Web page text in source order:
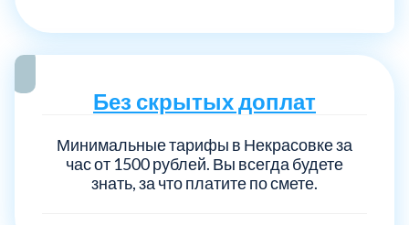
Без скрытых доплат
Минимальные тарифы в Некрасовке за
час от 1500 рублей. Вы всегда будете
знать, за что платите по смете.
Богородский
Дмитровский